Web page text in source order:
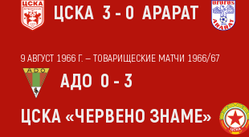
ЦСКА 3 - 0 АРАРАТ
9 АВГУСТ 1966 Г. — ТОВАРИЩЕСКИЕ МАТЧИ 1966/67
АДО 0 - 3
ЦСКА «ЧЕРВЕНО ЗНАМЕ»